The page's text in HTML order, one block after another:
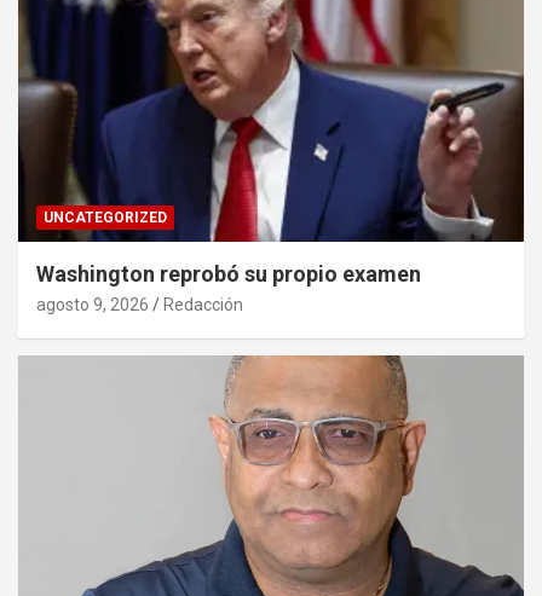
UNCATEGORIZED
Washington reprobó su propio examen
agosto 9, 2026 Redacción